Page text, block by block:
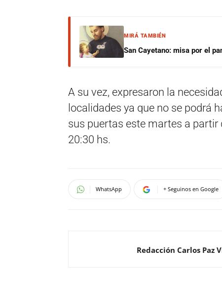
MIRÁ TAMBIÉN
San Cayetano: misa por el
A su vez, expresaron la
localidades ya que no se podrá
sus puertas este martes a partir
20:30 hs.
WhatsApp + Seguinos en Google
Redacción Carlos Paz